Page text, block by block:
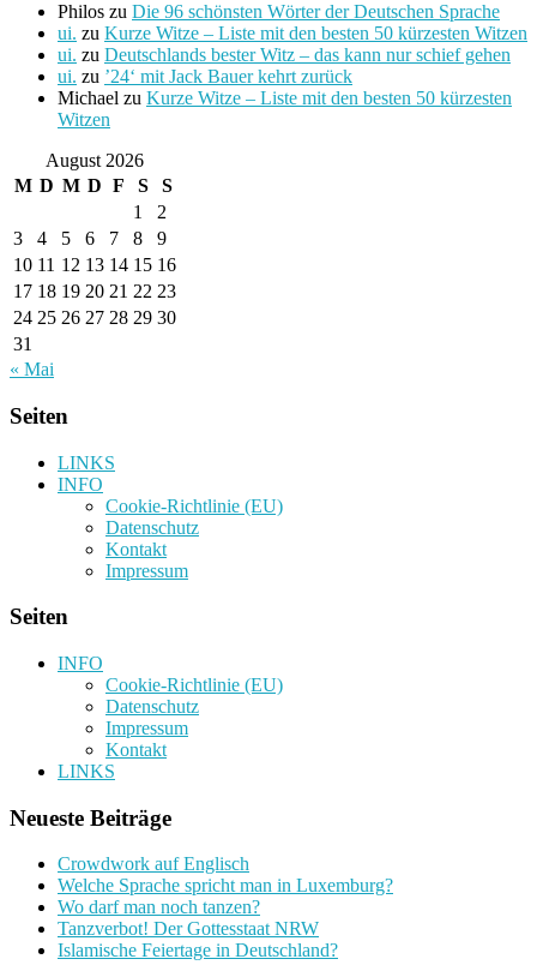
Philos zu Die 96 schönsten Wörter der Deutschen Sprache
ui. zu Kurze Witze – Liste mit den besten 50 kürzesten Witzen
ui. zu Deutschlands bester Witz – das kann nur schief gehen
ui. zu ’24‘ mit Jack Bauer kehrt zurück
Michael zu Kurze Witze – Liste mit den besten 50 kürzesten
Witzen
August 2026
M D M D F S
S
1
2
3
4 5 6 7 8
9
10 11 12 13 14 15 16
17 18 19 20 21 22 23
24 25 26 27 28 29 30
31
« Mai
Seiten
LINKS
INFO
Cookie-Richtlinie (EU)
Datenschutz
Kontakt
Impressum
Seiten
INFO
Cookie-Richtlinie (EU)
Datenschutz
Impressum
Kontakt
LINKS
Neueste Beiträge
Crowdwork auf Englisch
Welche Sprache spricht man in Luxemburg?
Wo darf man noch tanzen?
Tanzverbot! Der Gottesstaat NRW
Islamische Feiertage in Deutschland?